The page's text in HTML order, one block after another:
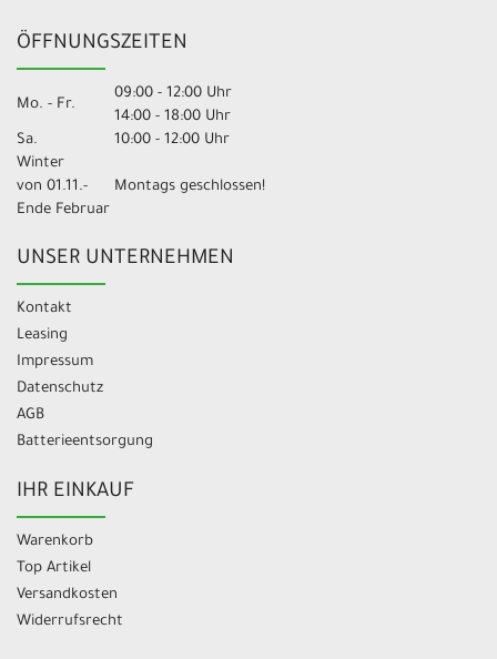
ÖFFNUNGSZEITEN
Mo. - Fr.
09:00 - 12:00 Uhr
14:00 - 18:00 Uhr
Sa.
10:00 - 12:00 Uhr
Winter
von 01.11.-
Ende Februar
Montags geschlossen!
UNSER UNTERNEHMEN
Kontakt
Leasing
Impressum
Datenschutz
AGB
Batterieentsorgung
IHR EINKAUF
Warenkorb
Top Artikel
Versandkosten
Widerrufsrecht